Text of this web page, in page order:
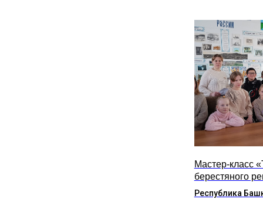
Мастер-класс
берестяного
Республика